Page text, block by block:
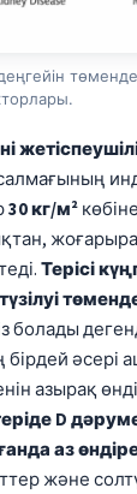
30 кг/м²
Терісі
болады
бірдей әсері
азырақ
D
аз
және